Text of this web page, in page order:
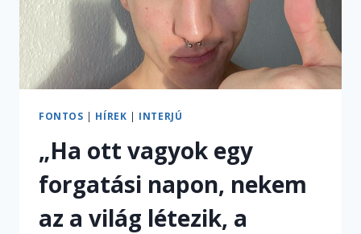
FONTOS | HÍREK | INTERJÚ
„Ha ott vagyok egy
forgatási napon, nekem
az a világ létezik, a